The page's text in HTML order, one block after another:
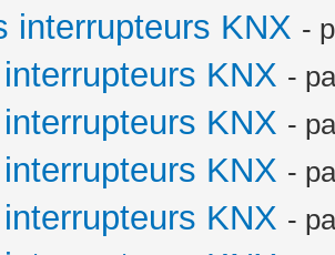
interrupteurs KNX -
KNX -
KNX -
KNX -
KNX -